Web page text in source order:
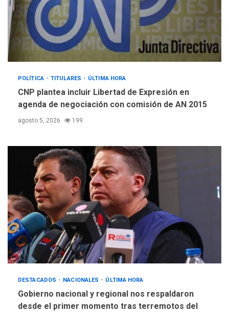
POLÍTICA TITULARES ÚLTIMA HORA
CNP plantea incluir Libertad de Expresión en
agenda de negociación con comisión de AN 2015
agosto 5, 2026 199
DESTACADOS NACIONALES ÚLTIMA HORA
Gobierno nacional y regional nos respaldaron
desde el primer momento tras terremotos del